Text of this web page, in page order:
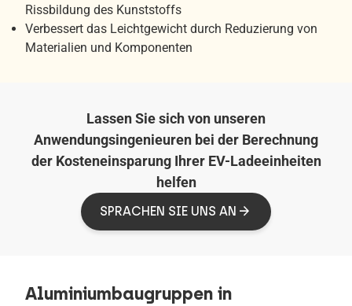
Rissbildung des Kunststoffs
Verbessert das Leichtgewicht durch Reduzierung von
Materialien und Komponenten
Lassen Sie sich von unseren
Anwendungsingenieuren bei der Berechnung
der Kosteneinsparung Ihrer EV-Ladeeinheiten
helfen
SPRACHEN SIE UNS AN
Aluminiumbaugruppen in